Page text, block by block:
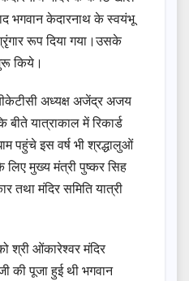
भगवान केदारनाथ के स्वयंभू
रूप दिया गया।उसके
किये।
अध्यक्ष अजेंद्र अजय
यात्राकाल में रिकार्ड
पहुंचे इस वर्ष भी श्रद्धालुओं
लिए मुख्य मंत्री पुष्कर सिह
तथा‌ मंदिर समिति यात्री
श्री ओंकारेश्वर मंदिर
की पूजा हुई थी भगवान